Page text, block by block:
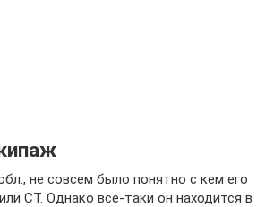
не совсем было понятно с кем его
СТ. Однако все-таки он находится в